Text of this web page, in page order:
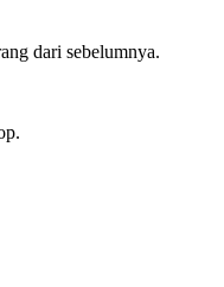
dari sebelumnya.